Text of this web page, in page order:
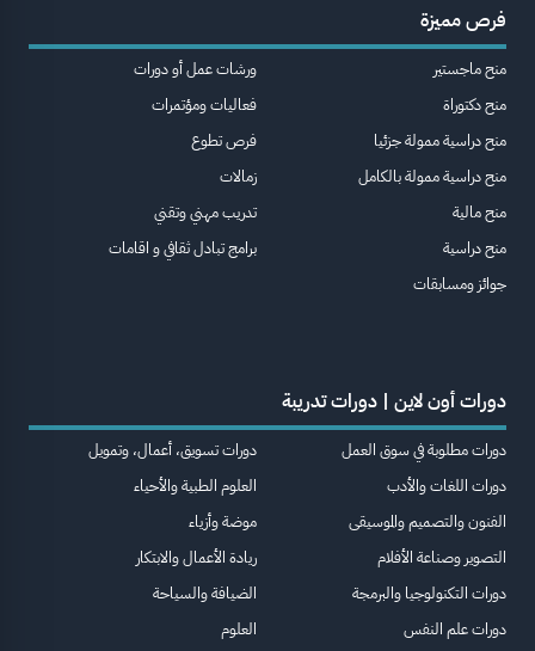
فرص مميزة
منح ماجستير
منح دكتوراة
منح دراسية ممولة جزئيا
منح دراسية ممولة بالكامل
منح مالية
منح دراسية
جوائز ومسابقات
ورشات عمل أو دورات
فعاليات ومؤتمرات
فرص تطوع
زمالات
تدريب مهني وتقني
برامج تبادل ثقافي و اقامات
دورات أون لاين | دورات تدريبة
دورات مطلوبة في سوق العمل
دورات اللغات والأدب
الفنون والتصميم والموسيقى
التصوير وصناعة الأفلام
دورات التكنولوجيا والبرمجة
دورات علم النفس
دورات تسويق، أعمال، وتمويل
العلوم الطبية والأحياء
موضة وأزياء
ريادة الأعمال والابتكار
الضيافة والسياحة
العلوم